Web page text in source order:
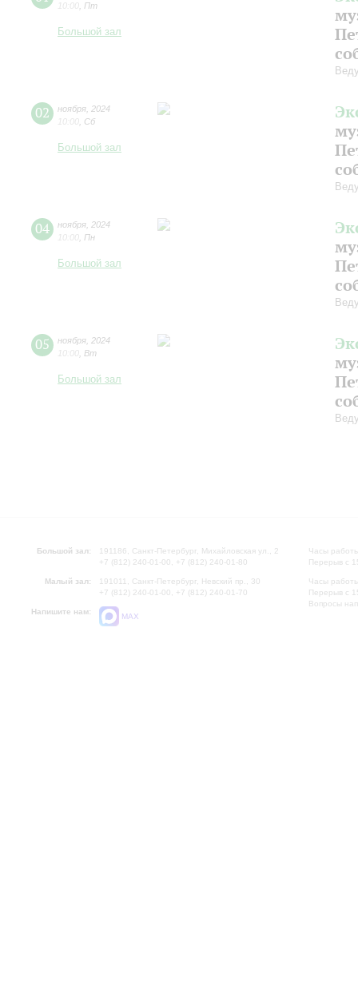
10:00 Пт
Большой зал
02 ноября 2024
10:00 Сб
Большой зал
04 ноября 2024
10:00 Пн
Большой зал
05 ноября 2024
10:00 Вт
Большой зал
Большой зал:
191186, Санкт-Петербург, Михайловская ул., 2
+7 (812) 240-01-00, +7 (812) 240-01-80
Малый зал:
191011, Санкт-Петербург, Невский пр., 30
+7 (812) 240-01-00, +7 (812) 240-01-70
Напишите нам:
MAX
Часы
Перерыв с
Часы
Перерыв с
Вопросы